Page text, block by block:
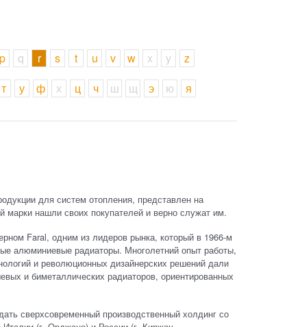
p q r s t u v w x y
z
т у ф х ц ч ш щ э ю я
для систем отопления, представлен на
марки нашли своих покупателей и верно служат им.
Faral, одним из лидеров рынка, который в 1966-м
алюминиевые радиаторы. Многолетний опыт работы,
и революционных дизайнерских решений дали
и биметаллических радиаторов, ориентированных
сверхсовременный производственный холдинг со